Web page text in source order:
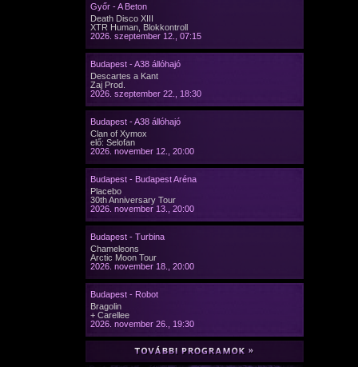
Győr - A Beton
Death Disco XIII
XTR Human, Blokkontroll
2026. szeptember 12., 07:15
Budapest - A38 állóhajó
Descartes a Kant
Zaj Prod.
2026. szeptember 22., 18:30
Budapest - A38 állóhajó
Clan of Xymox
elő: Selofan
2026. november 12., 20:00
Budapest - Budapest Aréna
Placebo
30th Anniversary Tour
2026. november 13., 20:00
Budapest - Turbina
Chameleons
Arctic Moon Tour
2026. november 18., 20:00
Budapest - Robot
Bragolin
+ Carellee
2026. november 26., 19:30